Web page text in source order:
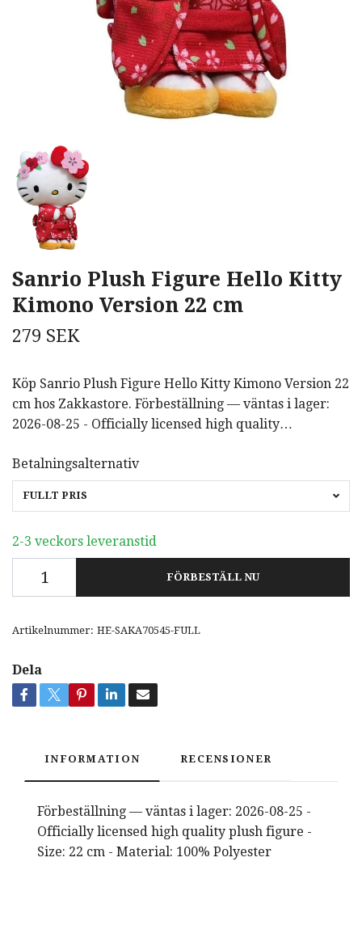
Sanrio Plush Figure Hello Kitty
Kimono Version 22 cm
279 SEK
Köp Sanrio Plush Figure Hello Kitty Kimono Version 22
cm hos Zakkastore. Förbeställning — väntas i lager:
2026-08-25 - Officially licensed high quality…
Betalningsalternativ
FULLT PRIS
2-3 veckors leveranstid
FÖRBESTÄLL NU
Artikelnummer: HE-SAKA70545-FULL
Dela
INFORMATION RECENSIONER
Förbeställning — väntas i lager: 2026-08-25 -
Officially licensed high quality plush figure -
Size: 22 cm - Material: 100% Polyester